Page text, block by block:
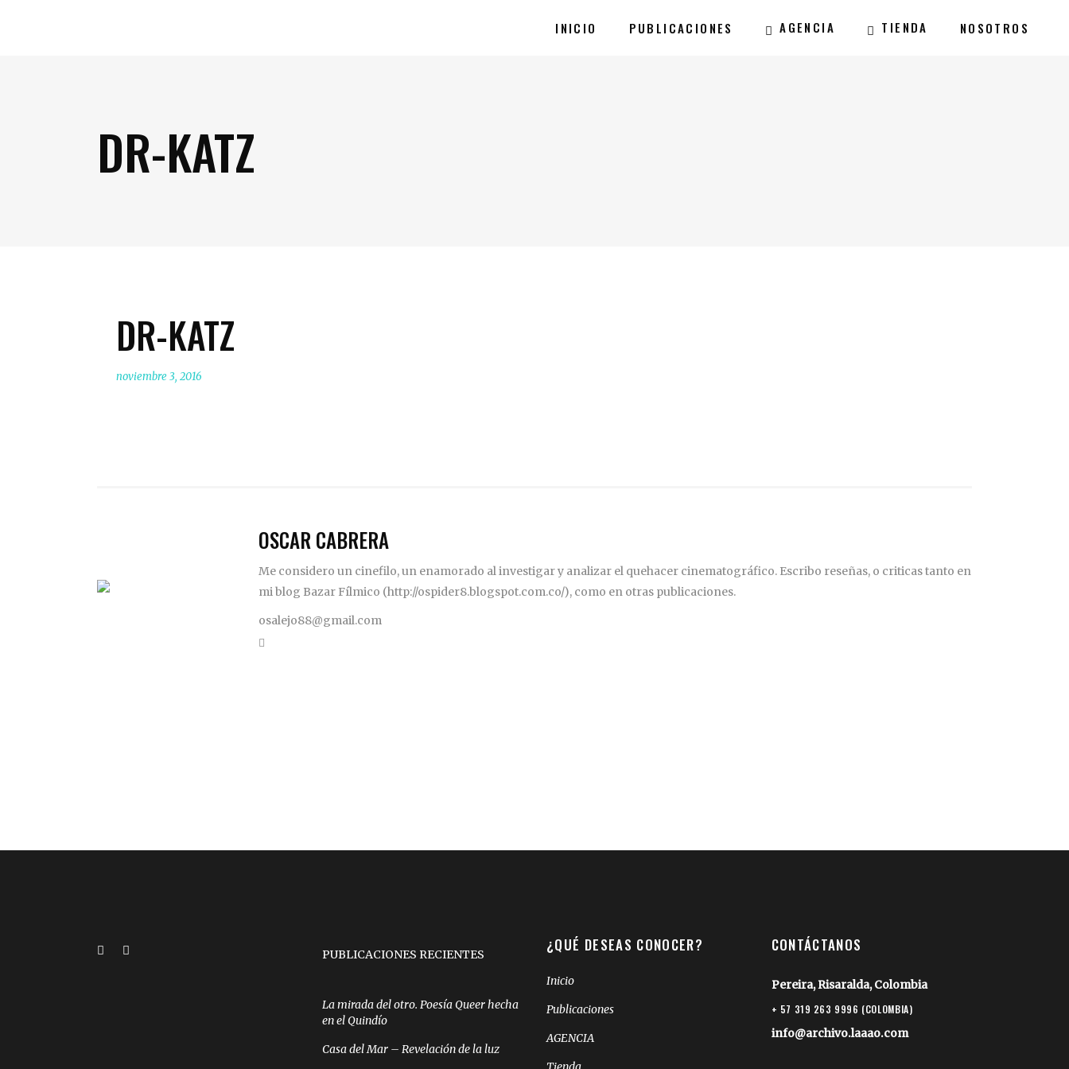
INICIO PUBLICACIONES AGENCIA TIENDA NOSOTROS
DR-KATZ
DR-KATZ
noviembre 3, 2016
OSCAR CABRERA
Me considero un cinefilo, un enamorado al investigar y analizar el quehacer cinematográfico. Escribo reseñas, o criticas tanto en
mi blog Bazar Fílmico (http://ospider8.blogspot.com.co/), como en otras publicaciones.
osalejo88@gmail.com
PUBLICACIONES RECIENTES
La mirada del otro. Poesía Queer hecha
en el Quindío
Casa del Mar – Revelación de la luz
¿QUÉ DESEAS CONOCER?
Inicio
Publicaciones
AGENCIA
CONTÁCTANOS
Pereira, Risaralda, Colombia
+ 57 319 263 9996 (COLOMBIA)
info@archivo.laaao.com